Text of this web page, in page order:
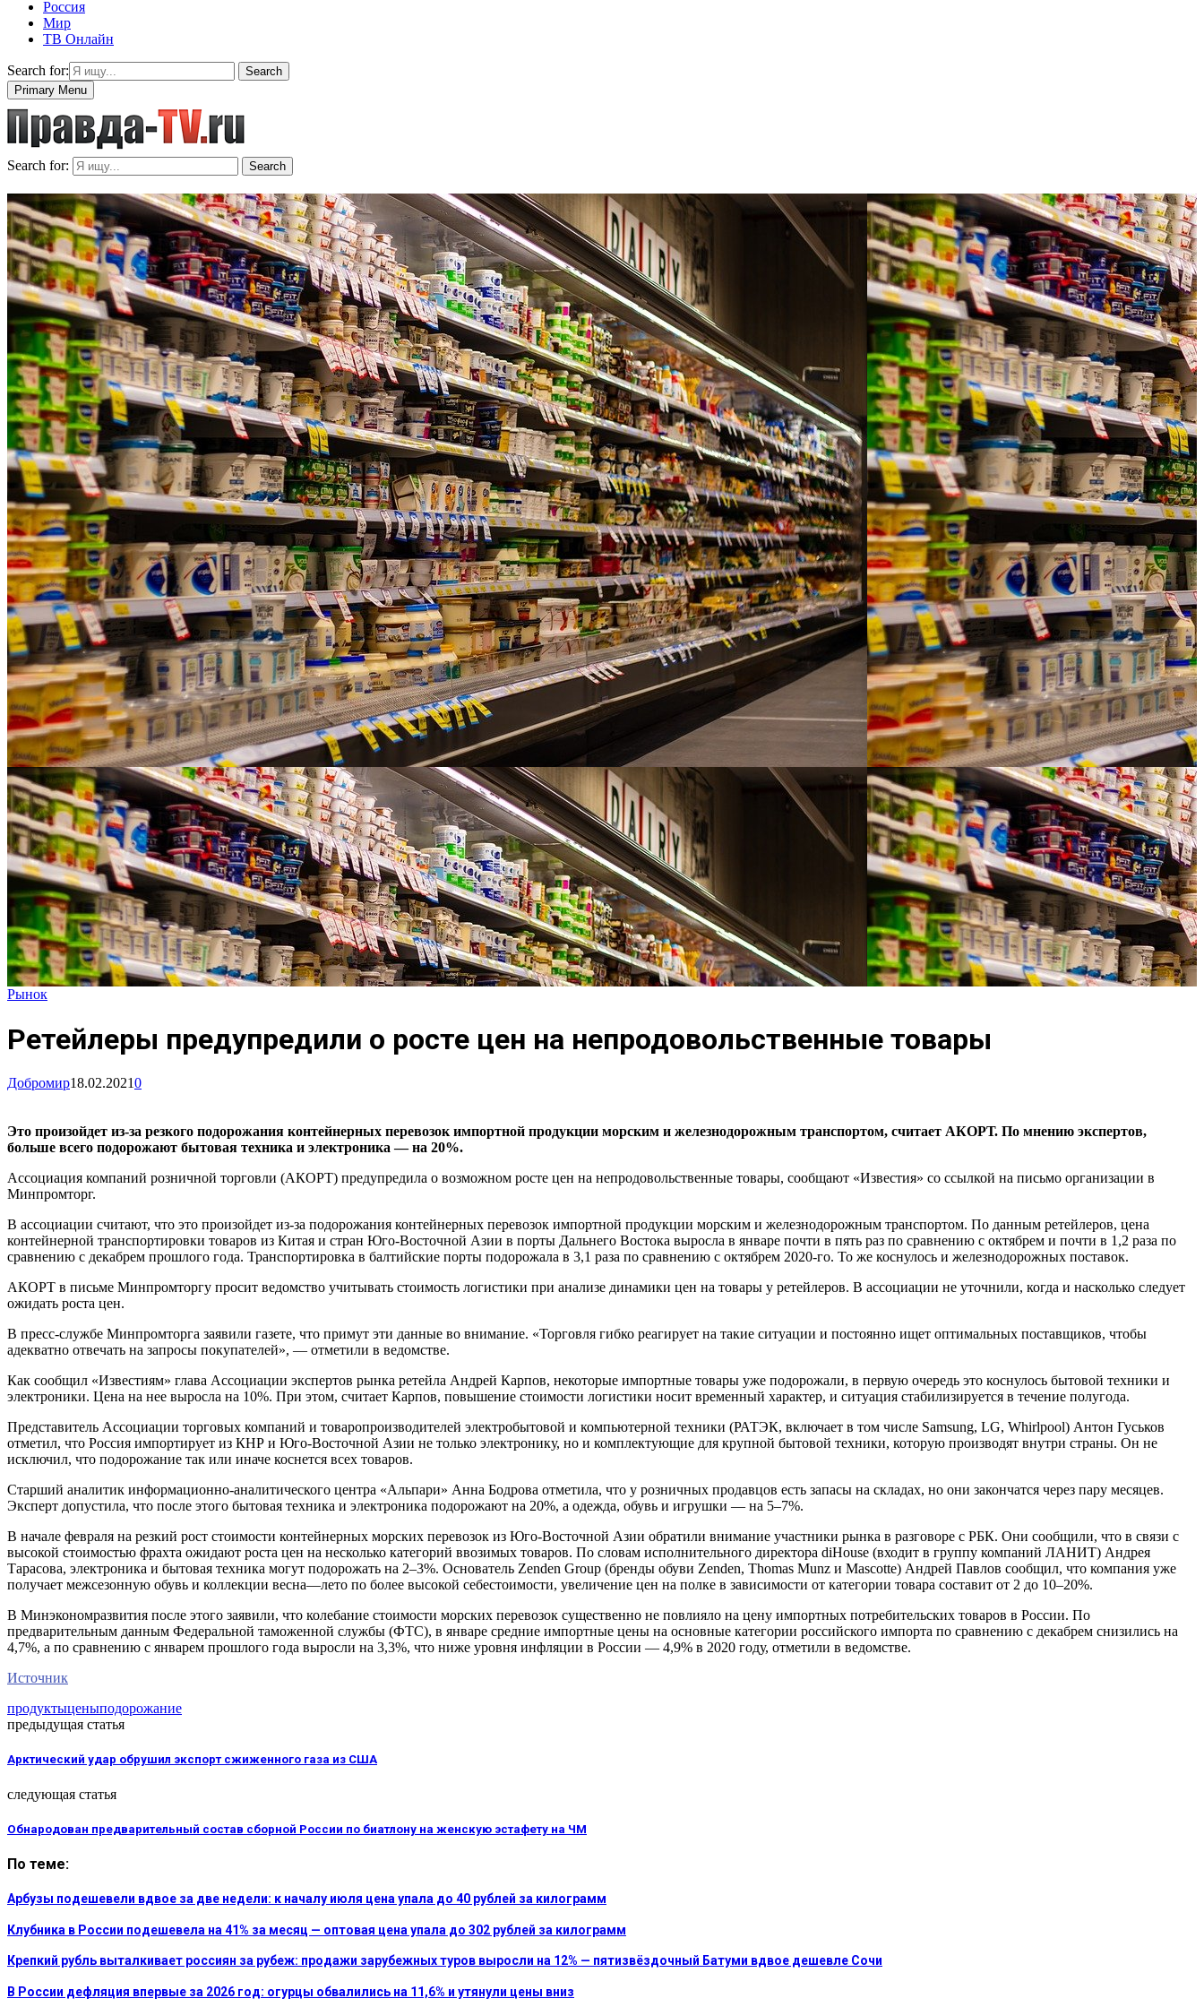
Россия
Мир
ТВ Онлайн
Search for:
Search
Primary Menu
Search for: Search
Рынок
Ретейлеры предупредили о росте цен на непродовольственные товары
Добромир18.02.20210
Это произойдет из-за резкого подорожания контейнерных перевозок импортной продукции морским и железнодорожным транспортом, считает АКОРТ. По мнению экспертов,
больше всего подорожают бытовая техника и электроника — на 20%.
Ассоциация компаний розничной торговли (АКОРТ) предупредила о возможном росте цен на непродовольственные товары, сообщают «Известия» со ссылкой на письмо организации в
Минпромторг.
В ассоциации считают, что это произойдет из-за подорожания контейнерных перевозок импортной продукции морским и железнодорожным транспортом. По данным ретейлеров, цена
контейнерной транспортировки товаров из Китая и стран Юго-Восточной Азии в порты Дальнего Востока выросла в январе почти в пять раз по сравнению с октябрем и почти в 1,2 раза по
сравнению с декабрем прошлого года. Транспортировка в балтийские порты подорожала в 3,1 раза по сравнению с октябрем 2020-го. То же коснулось и железнодорожных поставок.
АКОРТ в письме Минпромторгу просит ведомство учитывать стоимость логистики при анализе динамики цен на товары у ретейлеров. В ассоциации не уточнили, когда и насколько следует
ожидать роста цен.
В пресс-службе Минпромторга заявили газете, что примут эти данные во внимание. «Торговля гибко реагирует на такие ситуации и постоянно ищет оптимальных поставщиков, чтобы
адекватно отвечать на запросы покупателей», — отметили в ведомстве.
Как сообщил «Известиям» глава Ассоциации экспертов рынка ретейла Андрей Карпов, некоторые импортные товары уже подорожали, в первую очередь это коснулось бытовой техники и
электроники. Цена на нее выросла на 10%. При этом, считает Карпов, повышение стоимости логистики носит временный характер, и ситуация стабилизируется в течение полугода.
Представитель Ассоциации торговых компаний и товаропроизводителей электробытовой и компьютерной техники (РАТЭК, включает в том числе Samsung, LG, Whirlpool) Антон Гуськов
отметил, что Россия импортирует из КНР и Юго-Восточной Азии не только электронику, но и комплектующие для крупной бытовой техники, которую производят внутри страны. Он не
исключил, что подорожание так или иначе коснется всех товаров.
Старший аналитик информационно-аналитического центра «Альпари» Анна Бодрова отметила, что у розничных продавцов есть запасы на складах, но они закончатся через пару месяцев.
Эксперт допустила, что после этого бытовая техника и электроника подорожают на 20%, а одежда, обувь и игрушки — на 5–7%.
В начале февраля на резкий рост стоимости контейнерных морских перевозок из Юго-Восточной Азии обратили внимание участники рынка в разговоре с РБК. Они сообщили, что в связи с
высокой стоимостью фрахта ожидают роста цен на несколько категорий ввозимых товаров. По словам исполнительного директора diHouse (входит в группу компаний ЛАНИТ) Андрея
Тарасова, электроника и бытовая техника могут подорожать на 2–3%. Основатель Zenden Group (бренды обуви Zenden, Thomas Munz и Mascotte) Андрей Павлов сообщил, что компания уже
получает межсезонную обувь и коллекции весна—лето по более высокой себестоимости, увеличение цен на полке в зависимости от категории товара составит от 2 до 10–20%.
В Минэкономразвития после этого заявили, что колебание стоимости морских перевозок существенно не повлияло на цену импортных потребительских товаров в России. По
предварительным данным Федеральной таможенной службы (ФТС), в январе средние импортные цены на основные категории российского импорта по сравнению с декабрем снизились на
4,7%, а по сравнению с январем прошлого года выросли на 3,3%, что ниже уровня инфляции в России — 4,9% в 2020 году, отметили в ведомстве.
Источник
продуктыценыподорожание
предыдущая статья
Арктический удар обрушил экспорт сжиженного газа из США
следующая статья
Обнародован предварительный состав сборной России по биатлону на женскую эстафету на ЧМ
По теме:
Арбузы подешевели вдвое за две недели: к началу июля цена упала до 40 рублей за килограмм
Клубника в России подешевела на 41% за месяц — оптовая цена упала до 302 рублей за килограмм
Крепкий рубль выталкивает россиян за рубеж: продажи зарубежных туров выросли на 12% — пятизвёздочный Батуми вдвое дешевле Сочи
В России дефляция впервые за 2026 год: огурцы обвалились на 11,6% и утянули цены вниз